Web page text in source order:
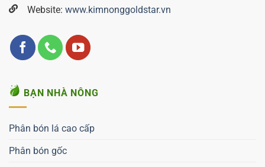
Website: www.kimnonggoldstar.vn
BẠN NHÀ NÔNG
Phân bón lá cao cấp
Phân bón gốc